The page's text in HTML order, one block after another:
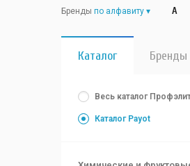
Бренды по алфавиту A
Каталог Бренды
Весь каталог
Каталог Payot